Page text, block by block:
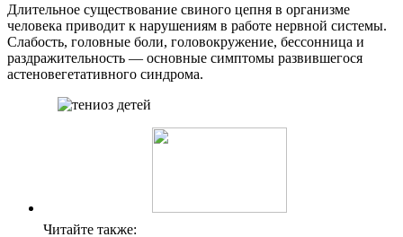
Длительное существование свиного цепня в организме
человека приводит к нарушениям в работе нервной системы.
Слабость, головные боли, головокружение, бессонница и
раздражительность — основные симптомы развившегося
астеновегетативного синдрома.
Читайте также: